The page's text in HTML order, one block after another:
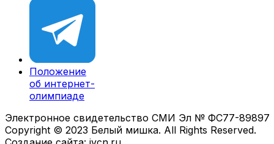
Положение
об интернет-
олимпиаде
Электронное свидетельство СМИ Эл № ФС77-89897
Copyright © 2023 Белый мишка. All Rights Reserved.